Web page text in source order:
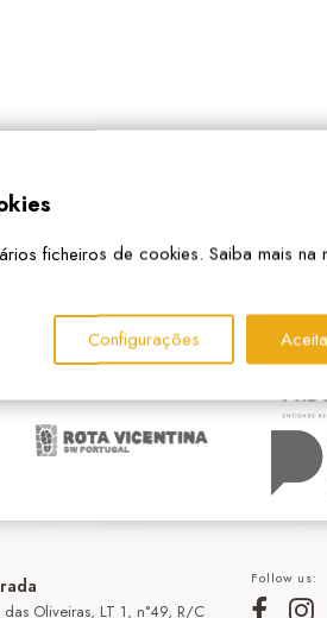
das Oliveiras, LT 1, n°49, R/C
Follow us:
ficheiros de cookies. Saiba mais na
Configurações